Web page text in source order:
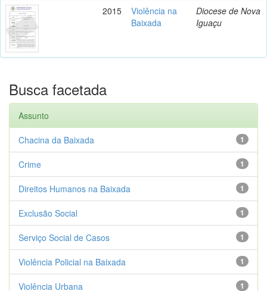
2015
Violência na
Baixada
Diocese de Nova
Iguaçu
Busca facetada
Assunto
1
Chacina da Baixada
1
Crime
1
Direitos Humanos na Baixada
1
Exclusão Social
1
Serviço Social de Casos
1
Violência Policial na Baixada
1
Violência Urbana